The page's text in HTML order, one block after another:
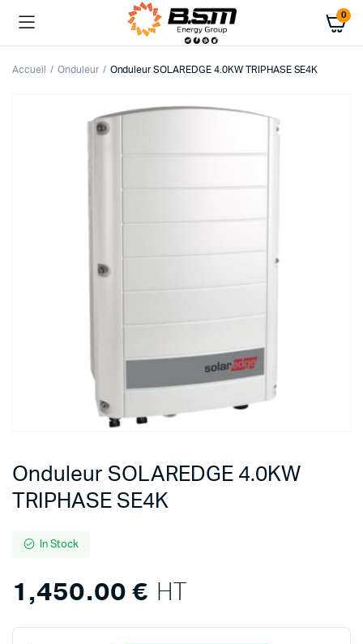
0
Accueil Onduleur Onduleur SOLAREDGE 4.0KW TRIPHASE SE4K
Onduleur SOLAREDGE 4.0KW
TRIPHASE SE4K
In Stock
1,450.00€ HT